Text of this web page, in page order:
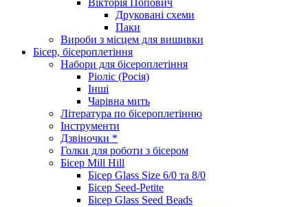
Друковані схеми
Паки
Вироби з місцем для вишивки
Бісер, бісероплетіння
Набори для бісероплетіння
Ріоліс (Росія)
Інші
Чарівна мить
Література по бісероплетінню
Інструменти
Дзвіночки *
Голки для роботи з бісером
Бісер Mill Hill
Бісер Glass Size 6/0 та 8/0
Бісер Seed-Petite
Бісер Glass Seed Beads